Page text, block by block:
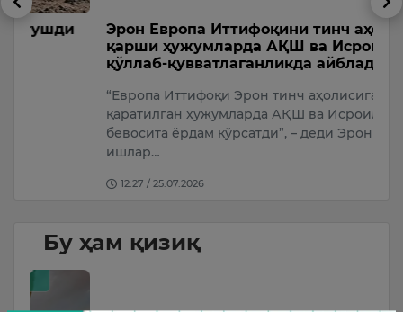
Эрон Европа Иттифоқини тинч аҳолига
қарши ҳужумларда АҚШ ва Исроилни
қўллаб-қувватлаганликда айблади
“Европа Иттифоқи Эрон тинч аҳолисига
қаратилган ҳужумларда АҚШ ва Исроилга
бевосита ёрдам кўрсатди”, – деди Эрон Ташқи
12:27 / 25.07.2026
Бу ҳам қизиқ